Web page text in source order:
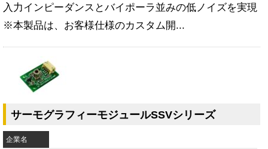
入力インピーダンスとバイポーラ並みの低ノイズを実現
※本製品は、お客様仕様のカスタム開...
サーモグラフィーモジュールSSVシリーズ
企業名